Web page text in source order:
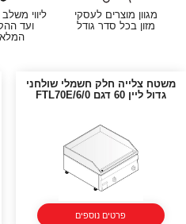
מגוון מוצרים לעסקי
מזון בכל סדר גודל
ליווי משלב
ועד
משטח צלייה חלק חשמלי שולחני
גדול ליין 60 דגם FTL70E/6/0
פרטים נוספים